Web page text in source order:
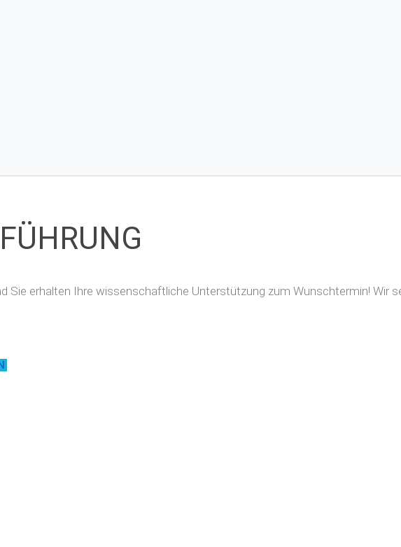
Sie erhalten Ihre wissenschaftliche Unterstützung zum Wunschtermin! Wir